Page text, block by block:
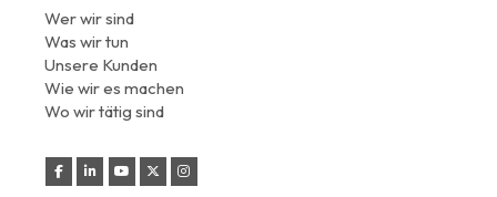
Wer wir sind
Was wir tun
Unsere Kunden
Wie wir es machen
Wo wir tätig sind